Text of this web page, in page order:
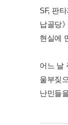
SF, 판
납골당
현실에
어느 날
울부짖
난민들